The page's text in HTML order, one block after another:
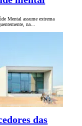
Mental assume extrema
na…
das